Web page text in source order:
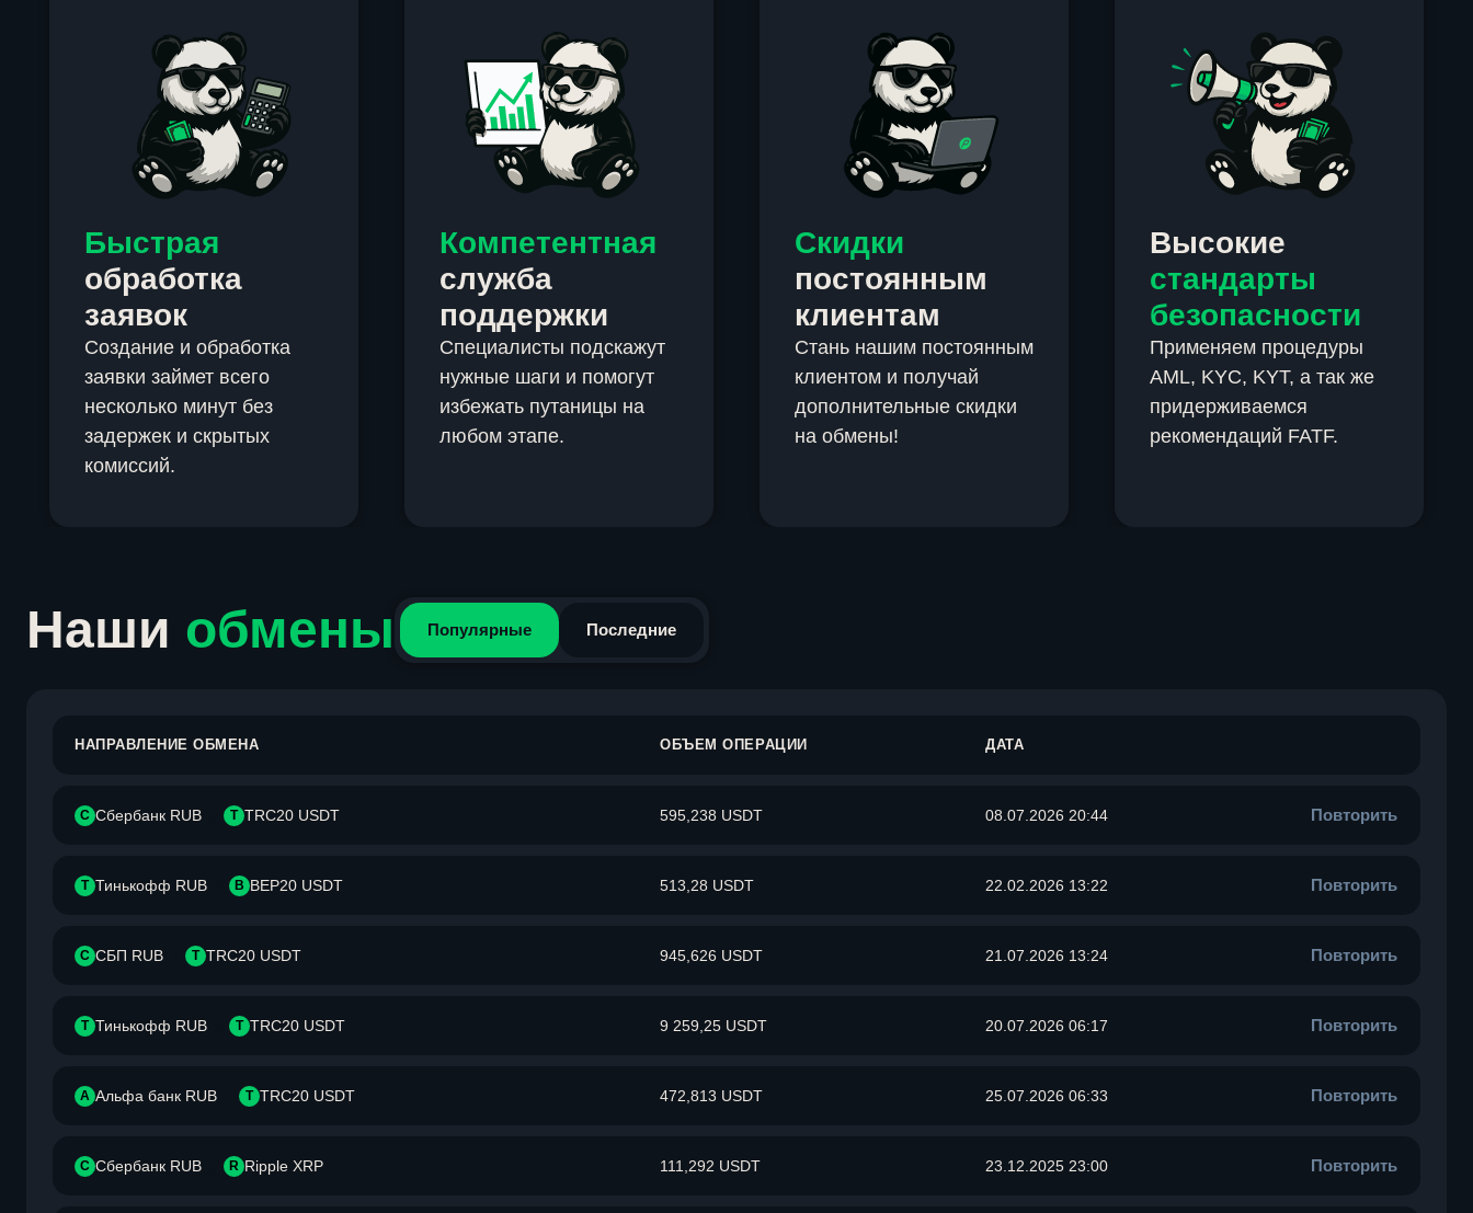
Быстрая
обработка
заявок
Создание и обработка
заявки займет всего
несколько минут без
задержек и скрытых
комиссий.
Компетентная
служба
поддержки
Специалисты подскажут
нужные шаги и помогут
избежать путаницы на
любом этапе.
Скидки
постоянным
клиентам
Стань нашим постоянным
клиентом и получай
дополнительные скидки
на обмены!
Высокие
стандарты
безопасности
Применяем процедуры
AML, KYC, KYT, а так же
придерживаемся
рекомендаций FATF.
Наши обмены Популярные Последние
НАПРАВЛЕНИЕ ОБМЕНА ОБЪЕМ ОПЕРАЦИИ ДАТА
С Сбербанк RUB T TRC20 USDT 595,238 USDT 08.07.2026 20:44 Повторить
Т Тинькофф RUB B BEP20 USDT 513,28 USDT 22.02.2026 13:22 Повторить
С СБП RUB T TRC20 USDT 945,626 USDT 21.07.2026 13:24 Повторить
Т Тинькофф RUB T TRC20 USDT 9 259,25 USDT 20.07.2026 06:17 Повторить
А Альфа банк RUB T TRC20 USDT 472,813 USDT 25.07.2026 06:33 Повторить
С Сбербанк RUB R Ripple XRP 111,292 USDT 23.12.2025 23:00 Повторить